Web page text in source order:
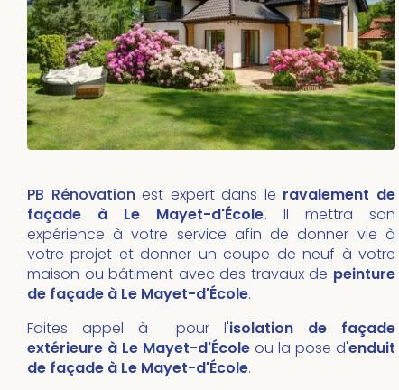
PB Rénovationest expert dans le ravalement de
façade à Le Mayet-d'École. Il mettra son
expérience à votre service afin de donner vie à
votre projet et donner un coupe de neuf à votre
maison ou bâtiment avec des travaux de peinture
de façade à Le Mayet-d'École.
Faites appel à pour l'isolation de façade
extérieure à Le Mayet-d'École ou la pose d'enduit
de façade à Le Mayet-d'École.